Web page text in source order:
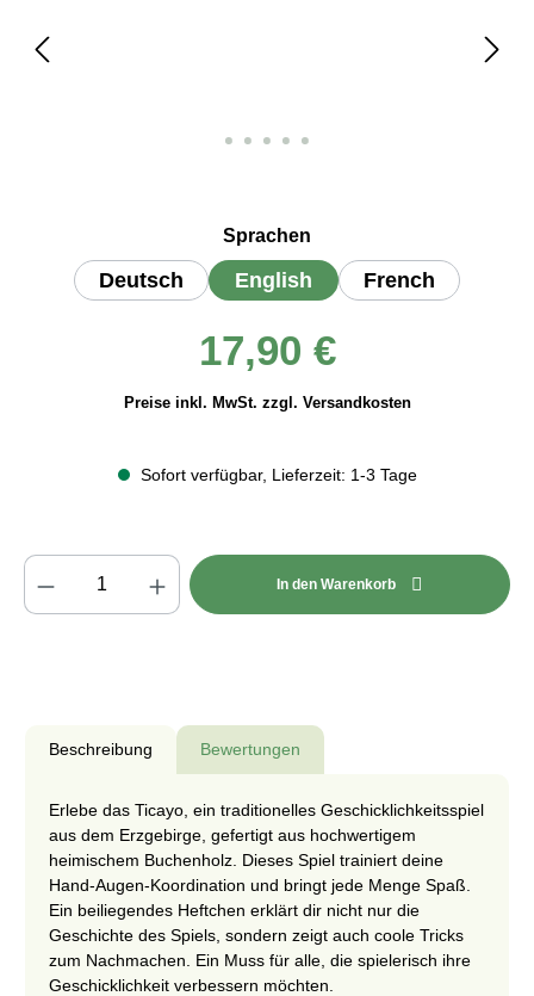
17,90 €
Preise inkl. MwSt. zzgl. Versandkosten
Sofort verfügbar, Lieferzeit: 1-3 Tage
Sprachen
Deutsch English French
Produkt Anzahl: Gib den gewünschten
In den Warenkorb
Beschreibung Bewertungen
Erlebe das Ticayo, ein traditionelles Geschicklichkeitsspiel
aus dem Erzgebirge, gefertigt aus hochwertigem
heimischem Buchenholz. Dieses Spiel trainiert deine
Hand-Augen-Koordination und bringt jede Menge Spaß.
Ein beiliegendes Heftchen erklärt dir nicht nur die
Geschichte des Spiels, sondern zeigt auch coole Tricks
zum Nachmachen. Ein Muss für alle, die spielerisch ihre
Geschicklichkeit verbessern möchten.